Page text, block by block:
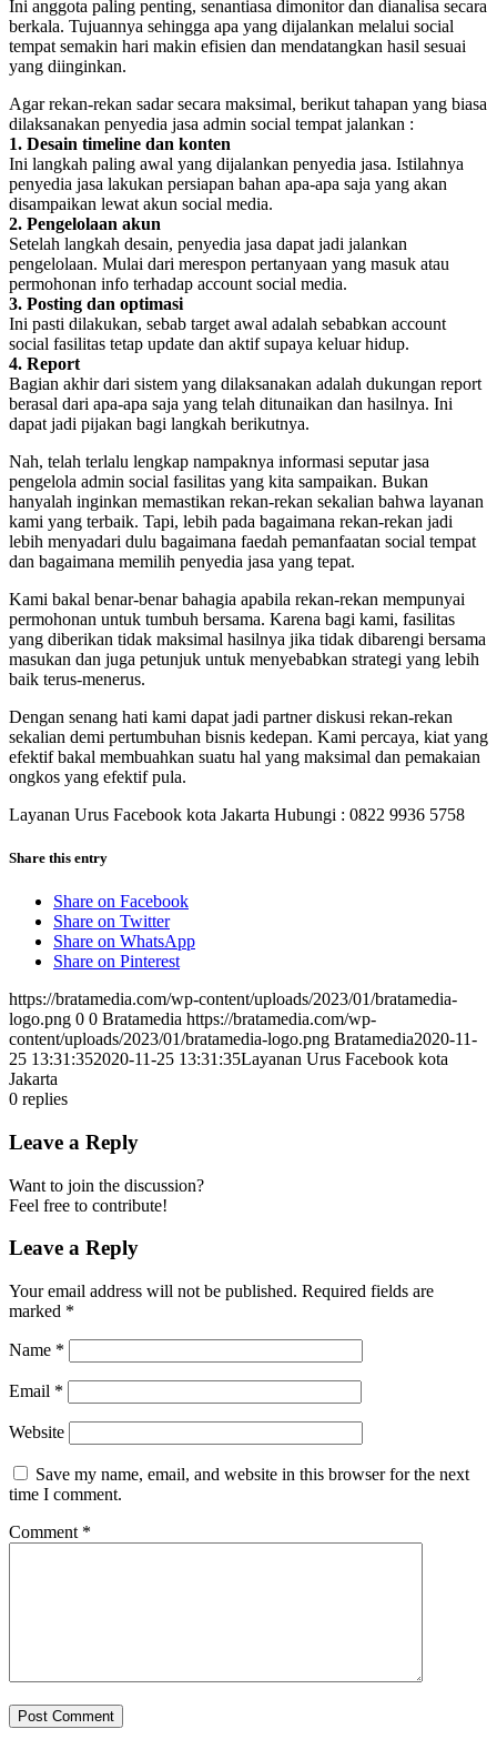
Ini anggota paling penting, senantiasa dimonitor dan dianalisa secara
berkala. Tujuannya sehingga apa yang dijalankan melalui social
tempat semakin hari makin efisien dan mendatangkan hasil sesuai
yang diinginkan.
Agar rekan-rekan sadar secara maksimal, berikut tahapan yang biasa
dilaksanakan penyedia jasa admin social tempat jalankan :
1. Desain timeline dan konten
Ini langkah paling awal yang dijalankan penyedia jasa. Istilahnya
penyedia jasa lakukan persiapan bahan apa-apa saja yang akan
disampaikan lewat akun social media.
2. Pengelolaan akun
Setelah langkah desain, penyedia jasa dapat jadi jalankan
pengelolaan. Mulai dari merespon pertanyaan yang masuk atau
permohonan info terhadap account social media.
3. Posting dan optimasi
Ini pasti dilakukan, sebab target awal adalah sebabkan account
social fasilitas tetap update dan aktif supaya keluar hidup.
4. Report
Bagian akhir dari sistem yang dilaksanakan adalah dukungan report
berasal dari apa-apa saja yang telah ditunaikan dan hasilnya. Ini
dapat jadi pijakan bagi langkah berikutnya.
Nah, telah terlalu lengkap nampaknya informasi seputar jasa
pengelola admin social fasilitas yang kita sampaikan. Bukan
hanyalah inginkan memastikan rekan-rekan sekalian bahwa layanan
kami yang terbaik. Tapi, lebih pada bagaimana rekan-rekan jadi
lebih menyadari dulu bagaimana faedah pemanfaatan social tempat
dan bagaimana memilih penyedia jasa yang tepat.
Kami bakal benar-benar bahagia apabila rekan-rekan mempunyai
permohonan untuk tumbuh bersama. Karena bagi kami, fasilitas
yang diberikan tidak maksimal hasilnya jika tidak dibarengi bersama
masukan dan juga petunjuk untuk menyebabkan strategi yang lebih
baik terus-menerus.
Dengan senang hati kami dapat jadi partner diskusi rekan-rekan
sekalian demi pertumbuhan bisnis kedepan. Kami percaya, kiat yang
efektif bakal membuahkan suatu hal yang maksimal dan pemakaian
ongkos yang efektif pula.
Layanan Urus Facebook kota Jakarta Hubungi : 0822 9936 5758
Share this entry
Share on Facebook
Share on Twitter
Share on WhatsApp
Share on Pinterest
https://bratamedia.com/wp-content/uploads/2023/01/bratamedia-
logo.png 0 0 Bratamedia https://bratamedia.com/wp-
content/uploads/2023/01/bratamedia-logo.png Bratamedia2020-11-
25 13:31:352020-11-25 13:31:35Layanan Urus Facebook kota
Jakarta
0 replies
Leave a Reply
Want to join the discussion?
Feel free to contribute!
Leave a Reply
Your email address will not be published. Required fields are
marked *
Name *
Email *
Website
Save my name, email, and website in this browser for the next
time I comment.
Comment *